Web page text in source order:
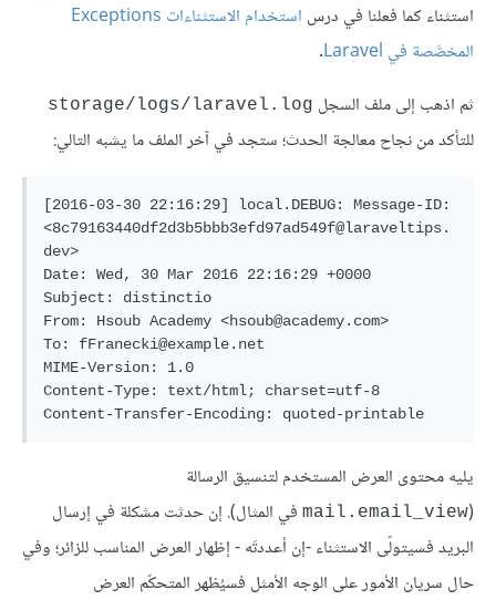
استثناء كما فعلنا في درس
استخدام الاستثناءات Exceptions
المخصَّصة في Laravel
.
ثم اذهب إلى ملف السجل storage/logs/laravel.log
للتأكد من نجاح معالجة الحدث؛ ستجد في آخر الملف ما يشبه التالي:
[2016-03-30 22:16:29] local.DEBUG: Message-ID:
<8c79163440df2d3b5bbb3efd97ad549f@laraveltips.
dev>
Date: Wed, 30 Mar 2016 22:16:29 +0000
Subject: distinctio
From: Hsoub Academy <hsoub@academy.com>
To: fFranecki@example.net
MIME-Version: 1.0
Content-Type: text/html; charset=utf-8
Content-Transfer-Encoding: quoted-printable
يليه محتوى العرض المستخدم لتنسيق الرسالة
(
mail.email_view في المثال). إن حدثت مشكلة في إرسال
البريد فسيتولّى الاستثناء -إن أعددتَه - إظهار العرض المناسب للزائر؛ وفي
حال سريان الأمور على الوجه الأمثل فسيُظهر المتحكّم العرض